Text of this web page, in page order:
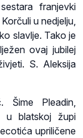
franjevki
u nedjelju,
slavlje. Tako je
ovaj jubilej
S. Aleksija
Šime Pleadin,
u blatskoj župi
upriličene